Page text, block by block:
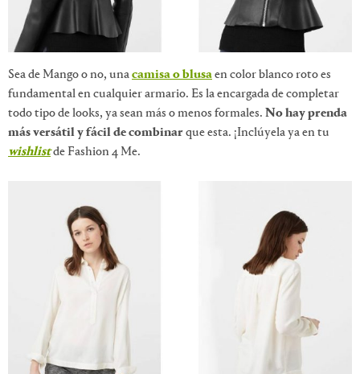
Sea de Mango o no, unacamisa o blusaen color blanco roto es
fundamental en cualquier armario. Es la encargada de completar
todo tipo de looks, ya sean más o menos formales. No hay prenda
más versátil y fácil de combinarque esta. ¡Inclúyela ya en tu
wishlistde Fashion 4 Me.